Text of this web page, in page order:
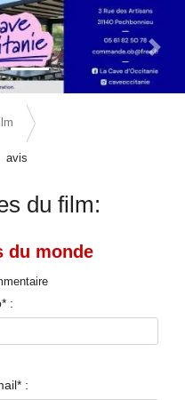
Next
avis
du film:
du monde
:
: